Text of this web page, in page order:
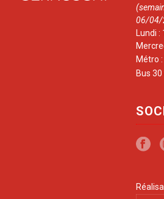
06/04/
Lundi :
Métro
Bus